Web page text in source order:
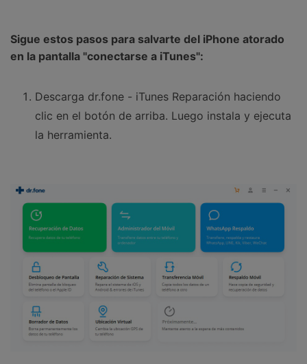
Sigue estos pasos para salvarte del iPhone atorado
en la pantalla "conectarse a iTunes":
Descarga dr.fone - iTunes Reparación haciendo
clic en el botón de arriba. Luego instala y ejecuta
la herramienta.